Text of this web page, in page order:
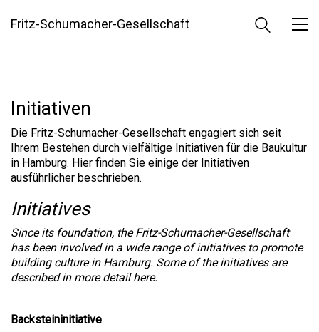
Fritz-Schumacher-Gesellschaft
Initiativen
Die Fritz-Schumacher-Gesellschaft engagiert sich seit
Ihrem Bestehen durch vielfältige Initiativen für die Baukultur
in Hamburg. Hier finden Sie einige der Initiativen
ausführlicher beschrieben.
Initiatives
Since its foundation, the Fritz-Schumacher-Gesellschaft
has been involved in a wide range of initiatives to promote
building culture in Hamburg. Some of the initiatives are
described in more detail here.
Backsteininitiative